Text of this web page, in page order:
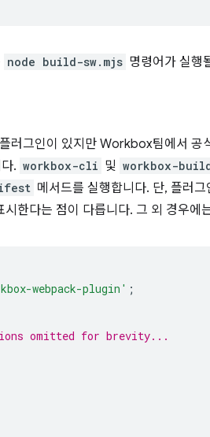
node build-sw.mjs 명령어가 실행
러그인이 있지만 Workbox팀에서 공
. workbox-cli 및 workbox-
메서드를 실행합니다. 단, 플러
시한다는 점이 다릅니다. 그 외 경우에
webpack-plugin' ;
omitted for brevity...